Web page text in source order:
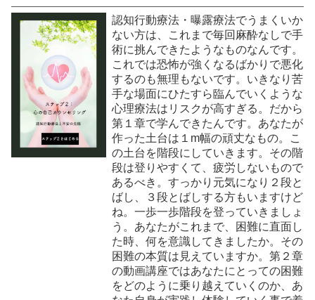
認知行動療法・曝露療法でうまくいか
ない方は、これまで毎回麻酔なしで手
術に挑んできたようなものなんです。
これでは恐怖が強くなるばかりで悪化
するのも無理もないです。いきなり苦
手な場面にひたすら臨んでいくような
心理療法はリスクが高すぎる。だから
第１章で学んできたんです。あなたが
作った土台は１m幅の頑丈なもの。こ
の土台を階段にしていきます。その階
段は登りやすくて、疲労しないもので
あるべき。すっかり元気になり２段と
ばし、３段とばしする方もいますけど
ね。一歩一歩階段を登っていきましょ
う。あなたがこれまで、困難に直面し
た時、何を意識してきましたか。その
困難の本質は見えていますか。第２章
の動画講座ではあなたにとっての困難
をどのように乗り越えていくのか、あ